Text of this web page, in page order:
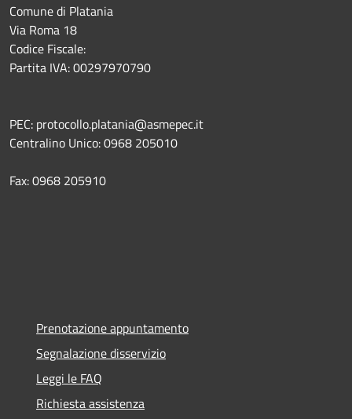
Comune di Platania
Via Roma 18
Codice Fiscale:
Partita IVA: 00297970790
PEC: protocollo.platania@asmepec.it
Centralino Unico: 0968 205010
Fax: 0968 205910
Prenotazione appuntamento
Segnalazione disservizio
Leggi le FAQ
Richiesta assistenza